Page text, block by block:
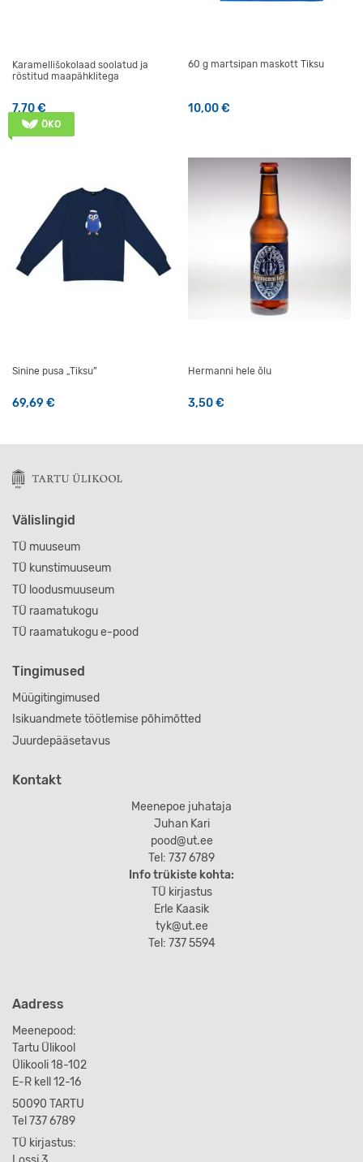
Karamellišokolaad soolatud ja
röstitud maapähklitega
7,70€
60 g martsipan maskott Tiksu
10,00€
ÖKO
Sinine pusa „Tiksu”
69,69 €
Hermanni hele õlu
3,50€
Välislingid
TÜ muuseum
TÜ kunstimuuseum
TÜ loodusmuuseum
TÜ raamatukogu
TÜ raamatukogu e-pood
Tingimused
Müügitingimused
Isikuandmete töötlemise põhimõtted
Juurdepääsetavus
Kontakt
Meenepoe juhataja
Juhan Kari
pood@ut.ee
Tel: 737 6789
Info trükiste kohta:
TÜ kirjastus
Erle Kaasik
tyk@ut.ee
Tel: 737 5594
Aadress
Meenepood:
Tartu Ülikool
Ülikooli 18-102
E-R kell 12-16
50090 TARTU
Tel 737 6789
TÜ kirjastus: